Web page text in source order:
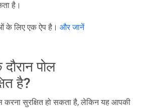
है।
के लिए एक ऐप है। और जानें
पोल
है?
करना सुरक्षित हो सकता है, लेकिन यह आपकी